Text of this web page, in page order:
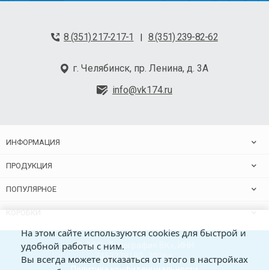
8 (351) 217-217-1 | 8 (351) 239-82-62
г. Челябинск, пр. Ленина, д. 3А
info@vk174.ru
ИНФОРМАЦИЯ
ПРОДУКЦИЯ
ПОПУЛЯРНОЕ
© ООО «Типография ВК», ИНН
7453228180 , 2026 г.
На этом сайте используются cookies для быстрой и
удобной работы с ним.
Вы всегда можете отказаться от этого в настройках